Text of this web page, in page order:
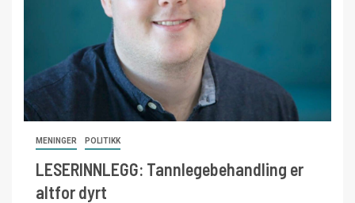
MENINGER POLITIKK
LESERINNLEGG: Tannlegebehandling er
altfor dyrt